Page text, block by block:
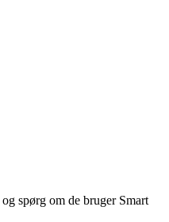
spørg om de bruger Smart